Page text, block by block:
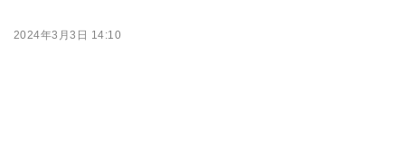
2024年3月3日 14:10